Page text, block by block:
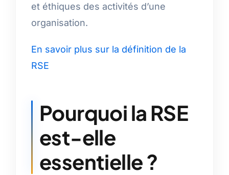
et éthiques des activités d’une
organisation.
En savoir plus sur la définition de la
RSE
Pourquoi la RSE
est-elle
essentielle ?